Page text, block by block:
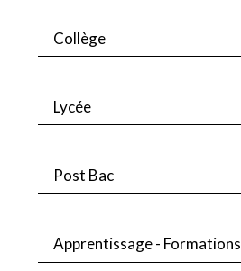
Collège
Lycée
Post Bac
Apprentissage -